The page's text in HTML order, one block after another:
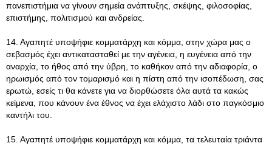
πανεπιστήμια να γίνουν σημεία ανάπτυξης, σκέψης, φιλοσοφίας,
επιστήμης, πολιτισμού και ανδρείας.
14. Αγαπητέ υποψήφιε κομματάρχη και κόμμα, στην χώρα μας ο
σεβασμός έχει αντικατασταθεί με την αγένεια, η ευγένεια από την
αναρχία, το ήθος από την ύβρη, το καθήκον από την αδιαφορία, ο
ηρωισμός από τον τομαρισμό και η πίστη από την ισοπέδωση, σας
ερωτώ, εσείς τι θα κάνετε για να διορθώσετε όλα αυτά τα κακώς
κείμενα, που κάνουν ένα έθνος να έχει ελάχιστο λάδι στο παγκόσμιο
καντήλι του.
15. Αγαπητέ υποψήφιε κομματάρχη και κόμμα, τα τελευταία τριάντα